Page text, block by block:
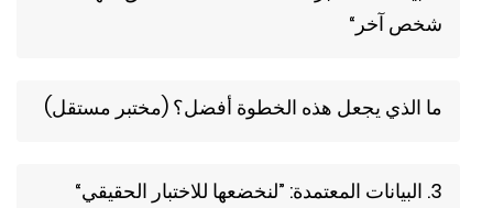
شخص آخر“
ما الذي يجعل هذه الخطوة أفضل؟ (مختبر مستقل)